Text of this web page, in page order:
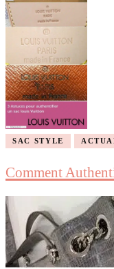
SAC STYLE
Comment